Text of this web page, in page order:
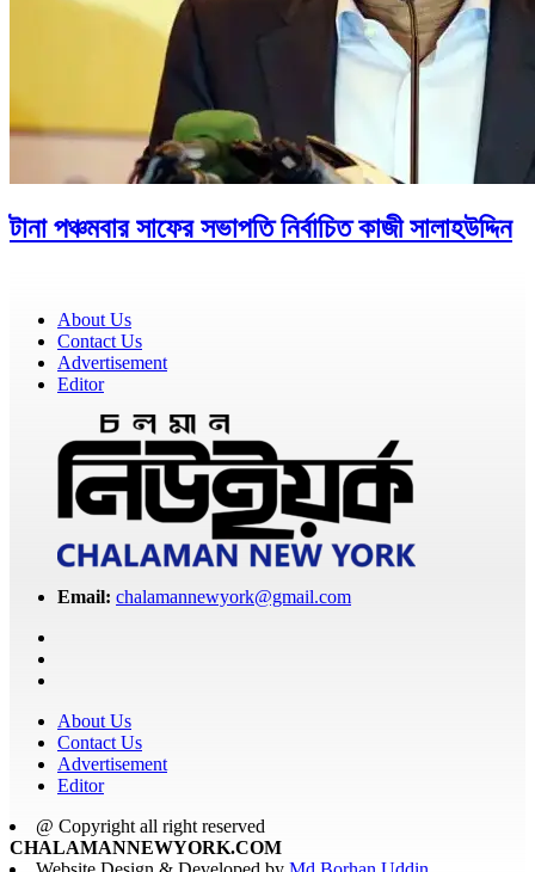
টানা পঞ্চমবার সাফের সভাপতি নির্বাচিত কাজী সালাহউদ্দিন
About Us
Contact Us
Advertisement
Editor
Email: chalamannewyork@gmail.com
About Us
Contact Us
Advertisement
Editor
@ Copyright all right reserved
CHALAMANNEWYORK.COM